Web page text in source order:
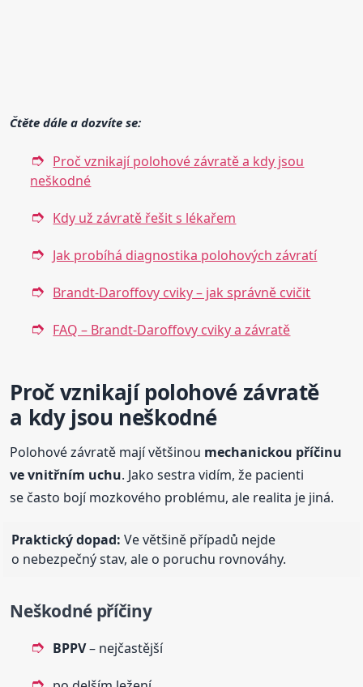
Čtěte dále a dozvíte se:
Proč vznikají polohové závratě a kdy jsou
neškodné
Kdy už závratě řešit s lékařem
Jak probíhá diagnostika polohových závratí
Brandt-Daroffovy cviky – jak správně cvičit
FAQ – Brandt-Daroffovy cviky a závratě
Proč vznikají polohové závratě
a kdy jsou neškodné
Polohové závratě mají většinou mechanickou příčinu
ve vnitřním uchu. Jako sestra vidím, že pacienti
se často bojí mozkového problému, ale realita je jiná.
Praktický dopad: Ve většině případů nejde
o nebezpečný stav, ale o poruchu rovnováhy.
Neškodné příčiny
BPPV– nejčastější